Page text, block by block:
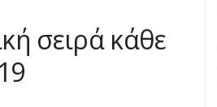
σειρά κάθε